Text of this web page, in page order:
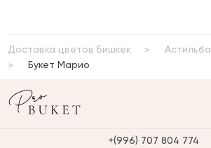
Доставка цветов Бишкек
Астильба
Букет Марио
+(996) 707 804 774